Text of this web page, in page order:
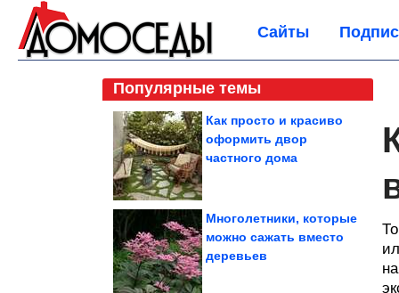
Сайты
Популярные темы
Как просто и красиво
оформить двор
частного дома
Многолетники, которые
можно сажать вместо
деревьев